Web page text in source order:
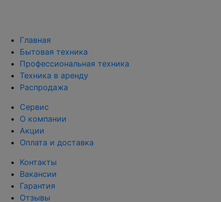
Главная
Бытовая техника
Профессиональная техника
Техника в аренду
Распродажа
Сервис
О компании
Акции
Оплата и доставка
Контакты
Вакансии
Гарантия
Отзывы